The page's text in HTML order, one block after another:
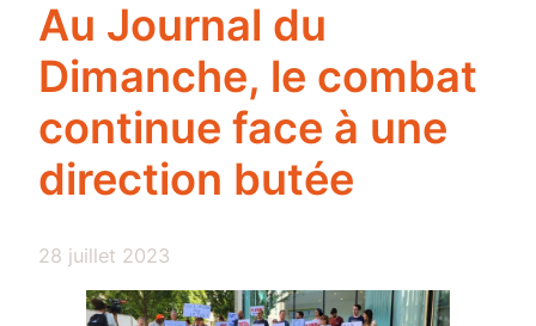
Au Journal du
Dimanche, le combat
continue face à une
direction butée
28 juillet 2023